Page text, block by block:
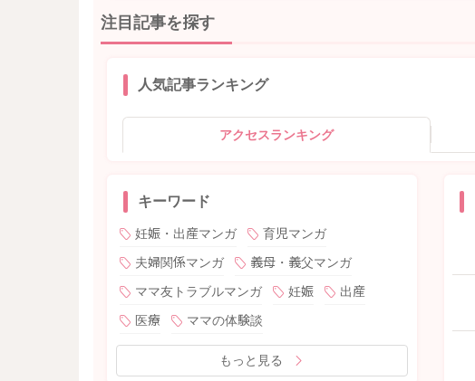
注目記事を探す
人気記事ランキング
アクセスランキング
キーワード
妊娠・出産マンガ
育児マンガ
夫婦関係マンガ
義母・義父マンガ
ママ友トラブルマンガ
妊娠
出産
医療
ママの体験談
もっと見る